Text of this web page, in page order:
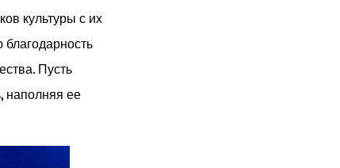
культуры с их
Пусть
наполняя ее